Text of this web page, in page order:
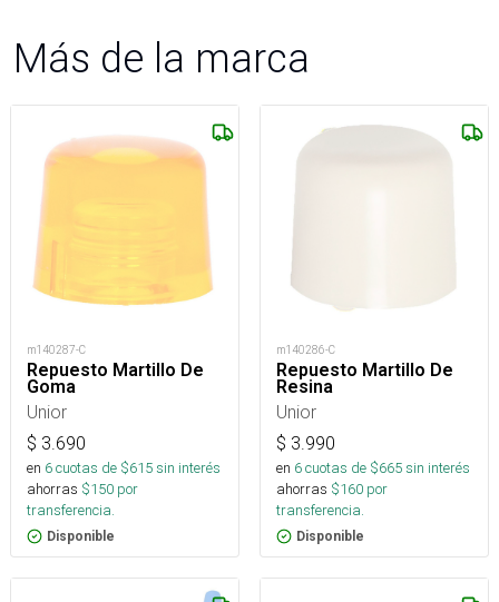
Más de la marca
m140287-C
Repuesto Martillo De
Goma
Unior
$ 3.690
en 6cuotas de $615sin interés
ahorras $150 por
transferencia.
Disponible
m140286-C
Repuesto Martillo De
Resina
Unior
$ 3.990
en 6cuotas de $665sin interés
ahorras $160 por
transferencia.
Disponible